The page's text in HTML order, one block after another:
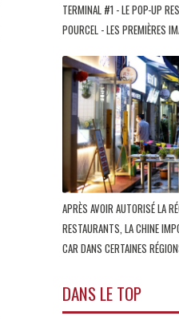
TERMINAL #1 - LE POP-UP
POURCEL - LES PREMIÈRES
APRÈS AVOIR AUTORISÉ LA
RESTAURANTS, LA CHINE
CAR DANS CERTAINES
DANS LE TOP